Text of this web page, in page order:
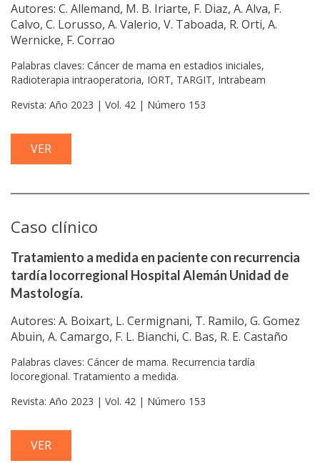
Autores: C. Allemand, M. B. Iriarte, F. Diaz, A. Alva, F.
Calvo, C. Lorusso, A. Valerio, V. Taboada, R. Orti, A.
Wernicke, F. Corrao
Palabras claves: Cáncer de mama en estadios iniciales,
Radioterapia intraoperatoria, IORT, TARGIT, Intrabeam
Revista: Año 2023 | Vol. 42 | Número 153
VER
Caso clínico
Tratamiento a medida en paciente con recurrencia
tardía locorregional Hospital Alemán Unidad de
Mastología.
Autores: A. Boixart, L. Cermignani, T. Ramilo, G. Gomez
Abuin, A. Camargo, F. L. Bianchi, C. Bas, R. E. Castaño
Palabras claves: Cáncer de mama. Recurrencia tardía
locoregional. Tratamiento a medida.
Revista: Año 2023 | Vol. 42 | Número 153
VER